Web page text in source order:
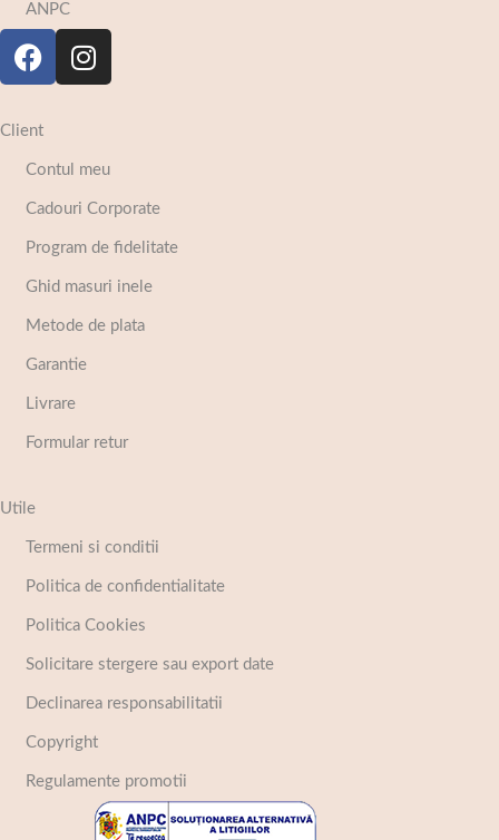
ANPC
Client
Contul meu
Cadouri Corporate
Program de fidelitate
Ghid masuri inele
Metode de plata
Garantie
Livrare
Formular retur
Utile
Termeni si conditii
Politica de confidentialitate
Politica Cookies
Solicitare stergere sau export date
Declinarea responsabilitatii
Copyright
Regulamente promotii